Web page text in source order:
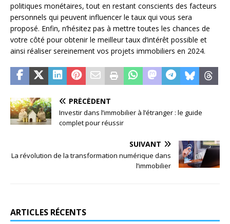
politiques monétaires, tout en restant conscients des facteurs
personnels qui peuvent influencer le taux qui vous sera
proposé. Enfin, n’hésitez pas à mettre toutes les chances de
votre côté pour obtenir le meilleur taux d’intérêt possible et
ainsi réaliser sereinement vos projets immobiliers en 2024.
PRÉCÉDENT
Investir dans l’immobilier à l’étranger : le guide
complet pour réussir
SUIVANT
La révolution de la transformation numérique dans
l’immobilier
ARTICLES RÉCENTS